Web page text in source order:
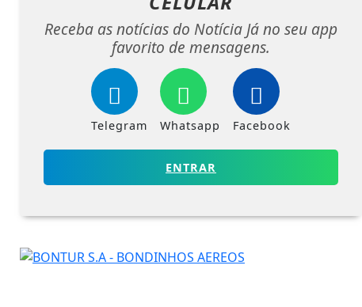
Receba as notícias do Notícia Já no seu app
favorito de mensagens.
Telegram Whatsapp Facebook
ENTRAR